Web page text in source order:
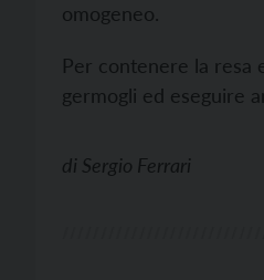
omogeneo.
Per contenere la resa
germogli ed eseguire
di Sergio Ferrari